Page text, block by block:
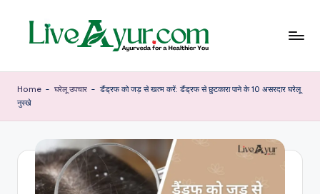
ve
Ay
–
आ
और
आयुर्वेद
Home - घरेलू उपचार - डैंड्रफ को जड़ से खत्म करें: डैंड्रफ से छुटकारा पाने के 10 असरदार घरेलू
नुस्खे